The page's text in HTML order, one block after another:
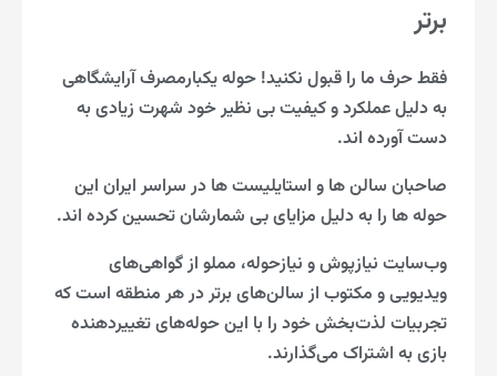
برتر
فقط حرف ما را قبول نکنید! حوله یکبارمصرف آرایشگاهی
به دلیل عملکرد و کیفیت بی نظیر خود شهرت زیادی به
دست آورده اند.
صاحبان سالن ها و استایلیست ها در سراسر ایران این
حوله ها را به دلیل مزایای بی شمارشان تحسین کرده اند.
وب‌سایت نیازپوش و نیازحوله، مملو از گواهی‌های
ویدیویی و مکتوب از سالن‌های برتر در هر منطقه است که
تجربیات لذت‌بخش خود را با این حوله‌های تغییردهنده
بازی به اشتراک می‌گذارند.